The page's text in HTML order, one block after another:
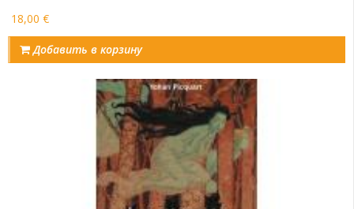
18,00 €
Добавить в корзину